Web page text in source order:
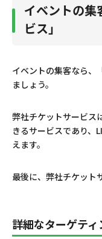
イベントの集
ビス」
イベントの集客なら、
ましょう。
弊社チケットサービス
きるサービスであり、
えます。
最後に、弊社チケット
詳細なターゲテ